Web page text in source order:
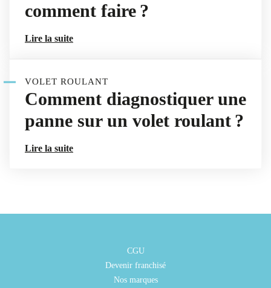
comment faire ?
Lire la suite
VOLET ROULANT
Comment diagnostiquer une
panne sur un volet roulant ?
Lire la suite
CGU
Devenir franchisé
Nos marques